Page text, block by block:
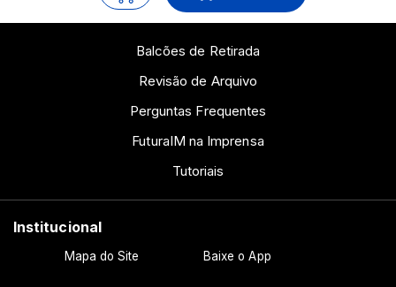
Balcões de Retirada
Revisão de Arquivo
Perguntas Frequentes
FuturaIM na Imprensa
Tutoriais
Institucional
Mapa do Site Baixe o App